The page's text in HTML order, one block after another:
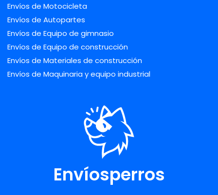
Envíos de Motocicleta
Envíos de Autopartes
Envíos de Equipo de gimnasio
Envíos de Equipo de construcción
Envíos de Materiales de construcción
Envíos de Maquinaria y equipo industrial
Envíosperros